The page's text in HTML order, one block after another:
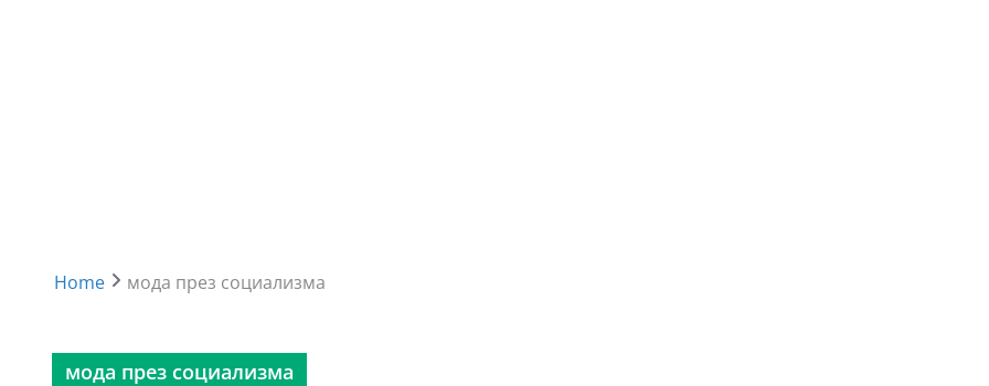
Home мода през социализма
мода през социализма